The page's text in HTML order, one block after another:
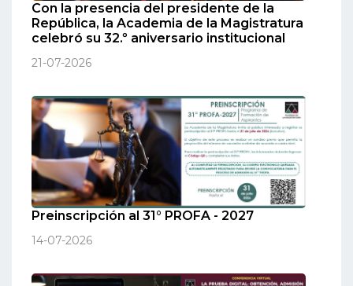
Con la presencia del presidente de la
República, la Academia de la Magistratura
celebró su 32.º aniversario institucional
21-07-2026
Preinscripción al 31° PROFA - 2027
14-07-2026